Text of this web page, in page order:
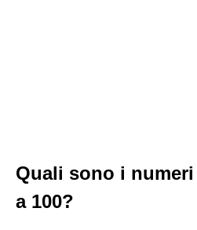
Quali sono i
a 100?